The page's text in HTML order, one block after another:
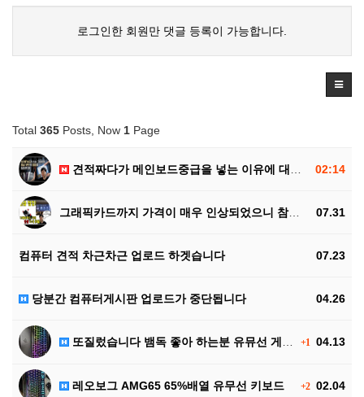
로그인한 회원만 댓글 등록이 가능합니다.
Total 365 Posts, Now 1 Page
02:14
견적짜다가 메인보드중급을 넣는 이유에 대한 설명영상이 …
07.31
그래픽카드까지 가격이 매우 인상되었으니 참조하세요
07.23
컴퓨터 견적 차근차근 업로드 하겟습니다
04.26
당분간 컴퓨터게시판 업로드가 중단됩니다
+1 04.13
또질렀습니다 뱀독 좋아 하는분 유뮤선 게이밍 75%배열…
+202.04
레오보그 AMG65 65%배열 유무선 키보드